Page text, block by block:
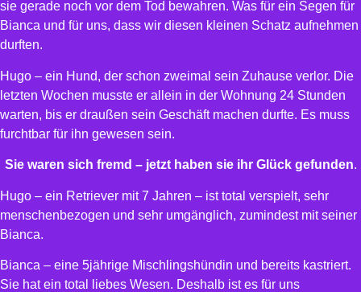
sie gerade noch vor dem Tod bewahren. Was für ein Segen für
Bianca und für uns, dass wir diesen kleinen Schatz aufnehmen
durften.
Hugo – ein Hund, der schon zweimal sein Zuhause verlor. Die
letzten Wochen musste er allein in der Wohnung 24 Stunden
warten, bis er draußen sein Geschäft machen durfte. Es muss
furchtbar für ihn gewesen sein.
Sie waren sich fremd – jetzt haben sie ihr Glück gefunden.
Hugo – ein Retriever mit 7 Jahren – ist total verspielt, sehr
menschenbezogen und sehr umgänglich, zumindest mit seiner
Bianca.
Bianca – eine 5jährige Mischlingshündin und bereits kastriert.
Sie hat ein total liebes Wesen. Deshalb ist es für uns